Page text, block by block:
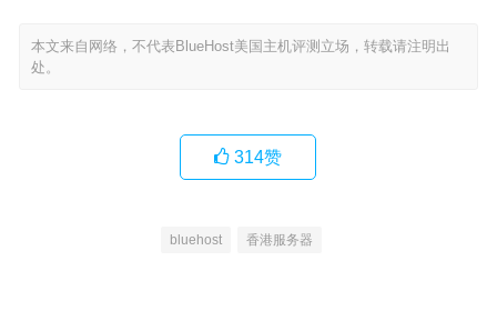
本文来自网络，不代表BlueHost美国主机评测立场，转载请注明出
处。
314赞
bluehost 香港服务器